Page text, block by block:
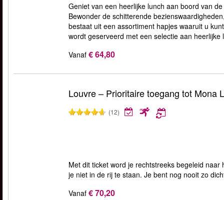
Geniet van een heerlijke lunch aan boord van
Bewonder de schitterende
bestaat uit een assortiment hapjes waaruit u
wordt geserveerd met een selectie aan heerlijke
Vanaf € 64,80
Louvre – Prioritaire toegang tot Mona
(12)
Met dit ticket word je rechtstreeks begeleid
je niet in de rij te staan. Je bent nog nooit zo
Vanaf € 70,20